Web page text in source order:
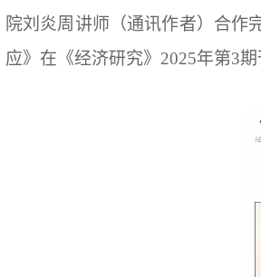
院刘炎周讲师（通讯作者）合作
应》在《经济研究》2025年第3期